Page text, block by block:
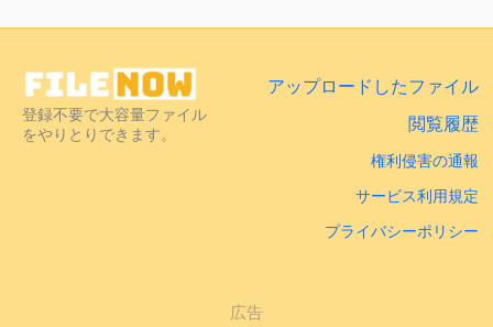
登録不要で大容量ファイル
をやりとりできます。
アップロードしたファイル
閲覧履歴
権利侵害の通報
サービス利用規定
プライバシーポリシー
広告